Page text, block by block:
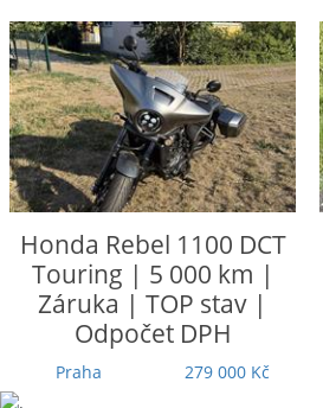
Honda Rebel 1100 DCT
Touring | 5 000 km |
Záruka | TOP stav |
Odpočet DPH
Praha 279 000 Kč